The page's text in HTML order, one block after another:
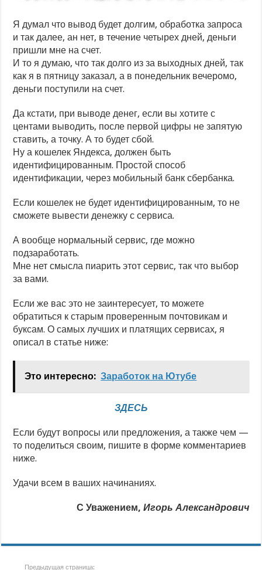
Я думал что вывод будет долгим, обработка запроса
и так далее, ан нет, в течение четырех дней, деньги
пришли мне на счет.
И то я думаю, что так долго из за выходных дней, так
как я в пятницу заказал, а в понедельник вечеромо,
деньги поступили на счет.
Да кстати, при выводе денег, если вы хотите с
центами выводить, после первой цифры не запятую
ставить, а точку. А то будет сбой.
Ну а кошелек Яндекса, должен быть
идентифицированным. Простой способ
идентификации, через мобильный банк сбербанка.
Если кошелек не будет идентифицированным, то не
сможете вывести денежку с сервиса.
А вообще нормальный сервис, где можно
подзаработать.
Мне нет смысла пиарить этот сервис, так что выбор
за вами.
Если же вас это не заинтересует, то можете
обратиться к старым проверенным почтовикам и
буксам. О самых лучших и платящих сервисах, я
описал в статье ниже:
Это интересно: Заработок на Ютубе
ЗДЕСЬ
Если будут вопросы или предложения, а также чем —
то поделиться своим, пишите в форме комментариев
ниже.
Удачи всем в ваших начинаниях.
С Уважением, Игорь Александрович
Предыдущая страница: